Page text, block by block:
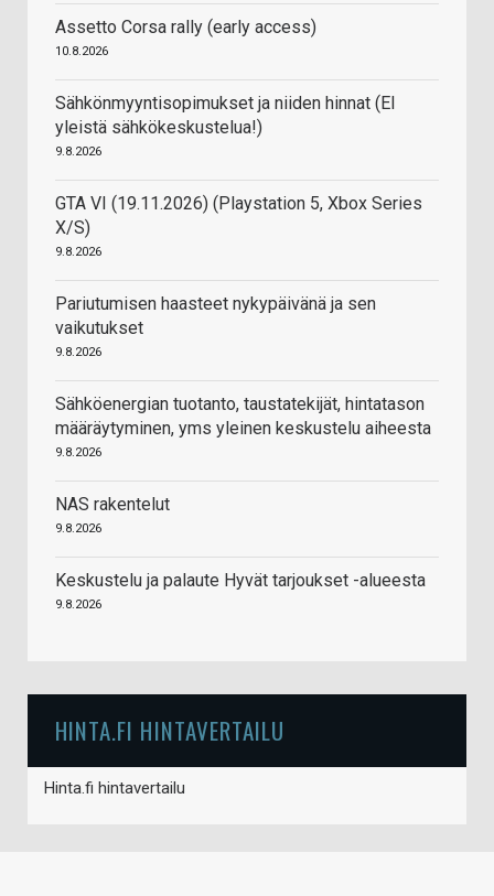
Assetto Corsa rally (early access)
10.8.2026
Sähkönmyyntisopimukset ja niiden hinnat (EI
yleistä sähkökeskustelua!)
9.8.2026
GTA VI (19.11.2026) (Playstation 5, Xbox Series
X/S)
9.8.2026
Pariutumisen haasteet nykypäivänä ja sen
vaikutukset
9.8.2026
Sähköenergian tuotanto, taustatekijät, hintatason
määräytyminen, yms yleinen keskustelu aiheesta
9.8.2026
NAS rakentelut
9.8.2026
Keskustelu ja palaute Hyvät tarjoukset -alueesta
9.8.2026
HINTA.FI HINTAVERTAILU
Hinta.fi hintavertailu